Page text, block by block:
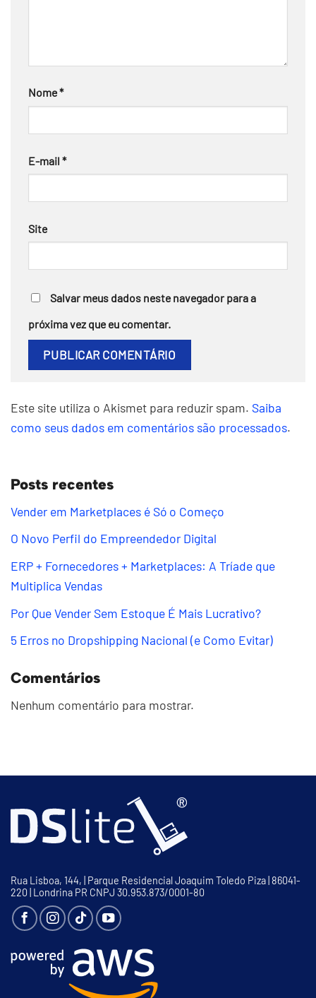
Nome*
E-mail *
Site
Salvar meus dados neste navegador para a
próxima vez que eu comentar.
Este site utiliza o Akismet para reduzir spam. Saiba
como seus dados em comentários são processados.
Posts recentes
Vender em Marketplaces é Só o Começo
O Novo Perfil do Empreendedor Digital
ERP + Fornecedores + Marketplaces: A Tríade que
Multiplica Vendas
Por Que Vender Sem Estoque É Mais Lucrativo?
5 Erros no Dropshipping Nacional (e Como Evitar)
Comentários
Nenhum comentário para mostrar.
Rua Lisboa, 144, | Parque Residencial Joaquim Toledo Piza | 86041-
220 | Londrina PR CNPJ 30.953.873/0001-80